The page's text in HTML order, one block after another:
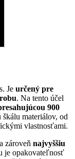
Je určený pre
. Na tento účel
900
materiálov, od
vlastnosťami.
zároveň najvyššiu
je opakovateľnosť